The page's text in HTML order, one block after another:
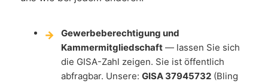
Gewerbeberechtigung und
Kammermitgliedschaft — lassen Sie sich
die GISA-Zahl zeigen. Sie ist öffentlich
abfragbar. Unsere: GISA 37945732 (Bling